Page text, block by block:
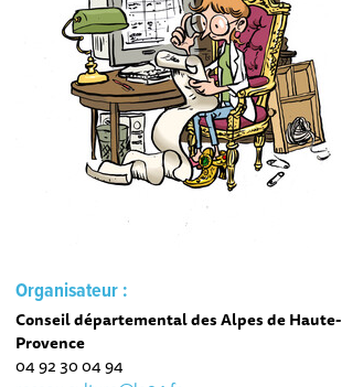
Organisateur :
Conseil départemental des Alpes de Haute-
Provence
04 92 30 04 94